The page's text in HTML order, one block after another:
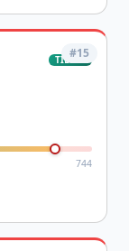
#15
TIER-1
744